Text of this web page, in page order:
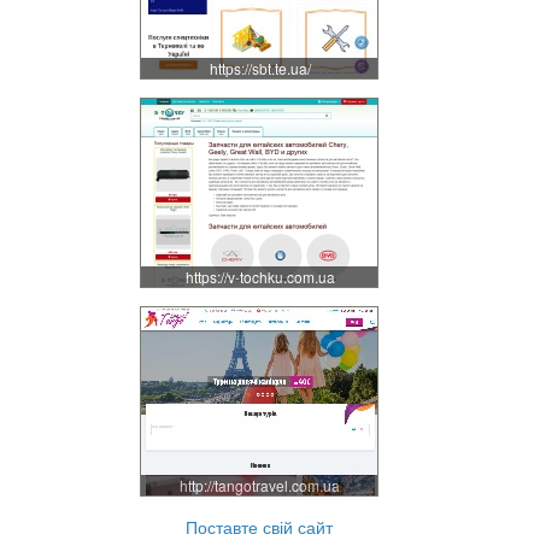
https://sbt.te.ua/
https://v-tochku.com.ua
http://tangotravel.com.ua
Поставте свій сайт